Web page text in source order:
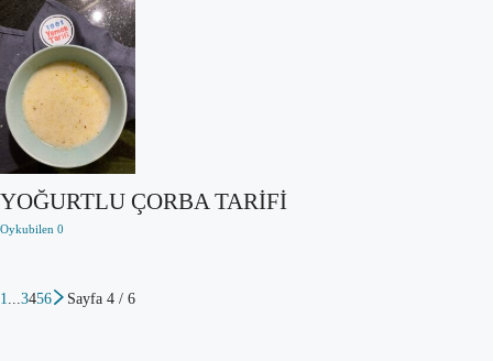
YOĞURTLU ÇORBA TARİFİ
Oykubilen 0
1 3456 Sayfa 4 / 6